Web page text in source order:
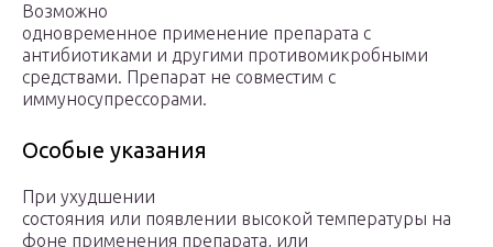
Возможно
одновременное применение препарата с
антибиотиками и другими противомикробными
средствами. Препарат не совместим с
иммуносупрессорами.
Особые указания
При ухудшении
состояния или появлении высокой температуры на
фоне применения препарата, или